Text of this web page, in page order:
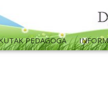
PEDAGOGA